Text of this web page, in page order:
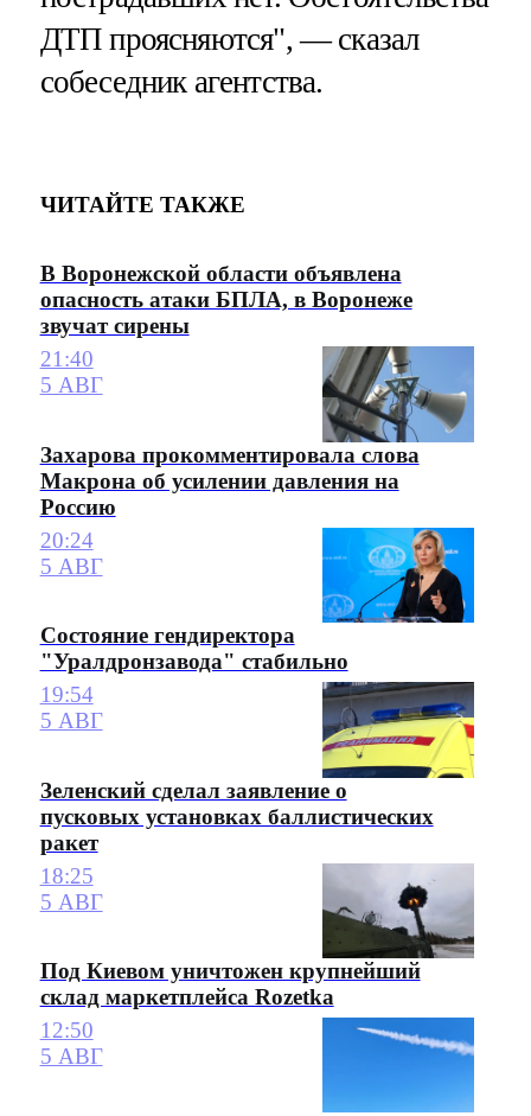
ДТП проясняются", — сказал
собеседник агентства.
ЧИТАЙТЕ ТАКЖЕ
В Воронежской области объявлена
опасность атаки БПЛА, в Воронеже
звучат сирены
21:40
5 АВГ
Захарова прокомментировала слова
Макрона об усилении давления на
Россию
20:24
5 АВГ
Состояние гендиректора
"Уралдронзавода" стабильно
19:54
5 АВГ
Зеленский сделал заявление о
пусковых установках баллистических
ракет
18:25
5 АВГ
Под Киевом уничтожен крупнейший
склад маркетплейса Rozetka
12:50
5 АВГ